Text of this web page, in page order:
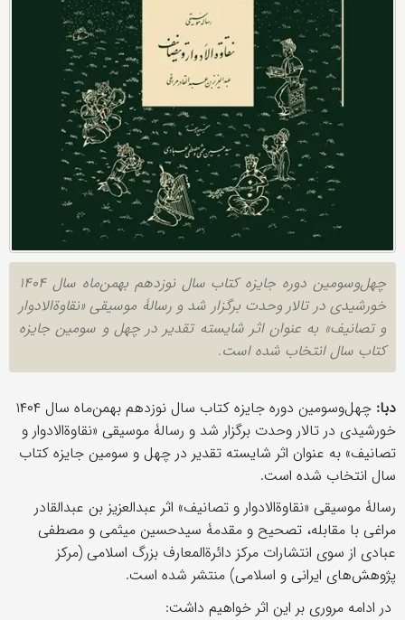
چهل‌وسومین دوره جایزه کتاب سال نوزدهم بهمن‌ماه سال ۱۴۰۴
خورشیدی در تالار وحدت برگزار شد و رسالۀ موسيقی «نقاوةالادوار
و تصانيف» به عنوان اثر شایسته تقدیر در چهل و سومین جایزه
کتاب سال انتخاب شده است.
دبا:
چهل‌وسومین دوره جایزه کتاب سال نوزدهم بهمن‌ماه سال ۱۴۰۴
خورشیدی در تالار وحدت برگزار شد و رسالۀ موسيقی «نقاوةالادوار و
تصانيف» به عنوان اثر شایسته تقدیر در چهل و سومین جایزه کتاب
سال انتخاب شده است.
رسالۀ موسيقی «نقاوةالادوار و تصانيف» اثر عبدالعزيز بن عبدالقادر
مراغی با مقابله، تصحيح و مقدمۀ سیدحسین ميثمی و مصطفی
عبادی از سوی انتشارات مرکز دائرة‌المعارف بزرگ اسلامی (مرکز
پژوهش‌های ایرانی و اسلامی) منتشر ‌شده است.
در ادامه مروری بر این اثر خواهیم داشت: